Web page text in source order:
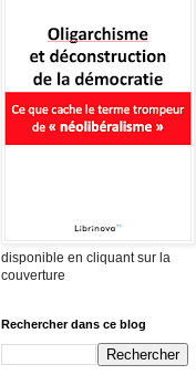
disponible en cliquant sur la
couverture
Rechercher dans ce blog